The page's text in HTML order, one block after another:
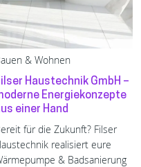
& Wohnen
Haustechnik GmbH –
Energiekonzepte
einer Hand
für die Zukunft? Filser
realisiert eure
& Badsanierung